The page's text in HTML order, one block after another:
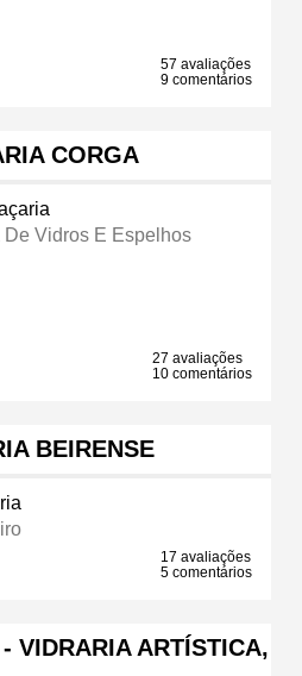
57 avaliações
9 comentários
CORGA
De Vidros E Espelhos
27 avaliações
10 comentários
BEIRENSE
17 avaliações
5 comentários
VIDRARIA ARTÍSTICA,